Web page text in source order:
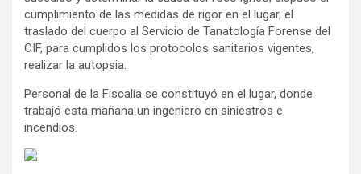
cumplimiento de las medidas de rigor en el lugar, el
traslado del cuerpo al Servicio de Tanatología Forense del
CIF, para cumplidos los protocolos sanitarios vigentes,
realizar la autopsia.
Personal de la Fiscalía se constituyó en el lugar, donde
trabajó esta mañana un ingeniero en siniestros e
incendios.